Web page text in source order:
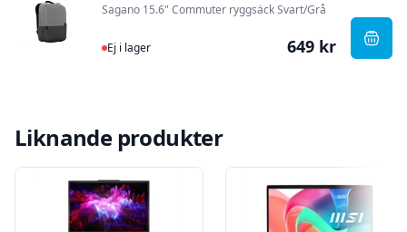
Sagano 15.6" Commuter ryggsäck Svart/Grå
Ej i lager
Ej i lager 649 kr ,
Liknande produkter